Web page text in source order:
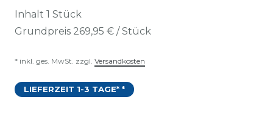
Inhalt 1 Stück
Grundpreis 269,95 € / Stück
* inkl. ges. MwSt. zzgl. Versandkosten
LIEFERZEIT 1-3 TAGE* *